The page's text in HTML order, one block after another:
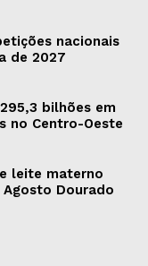
nacionais
de 2027
bilhões em
no Centro-Oeste
leite materno
Dourado